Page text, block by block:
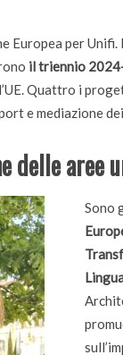
Europea per
il triennio
Quattro i
e mediazione
aree
Sono
e riconoscimenti